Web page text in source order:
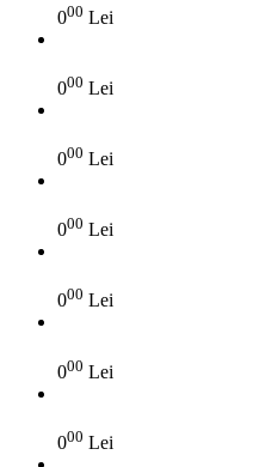
000 Lei
000 Lei
000 Lei
000 Lei
000 Lei
000 Lei
000 Lei